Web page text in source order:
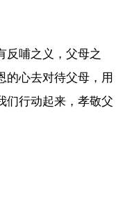
哺之义，父母之
的心去对待父母，用
们行动起来，孝敬父